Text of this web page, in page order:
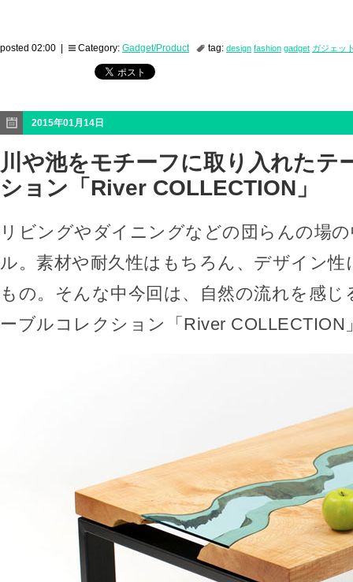
posted 02:00 | Category: Gadget/Product tag: design fashion gadget ガジェッ
2015年01月14日
川や池をモチーフに取り入れたテ
ション「River COLLECTION」
リビングやダイニングなどの団らんの場
ル。素材や耐久性はもちろん、デザイン
もの。そんな中今回は、自然の流れを感
ーブルコレクション「River COLLECTION